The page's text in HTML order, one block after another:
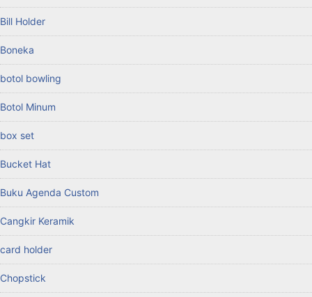
Bill Holder
Boneka
botol bowling
Botol Minum
box set
Bucket Hat
Buku Agenda Custom
Cangkir Keramik
card holder
Chopstick